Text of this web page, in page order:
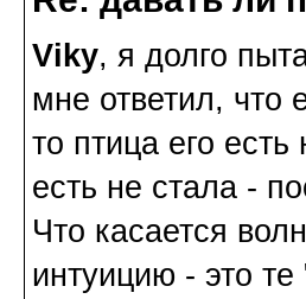
Viky, я долго
мне ответил, что
то птица его
есть не стала -
Что касается
интуицию - это